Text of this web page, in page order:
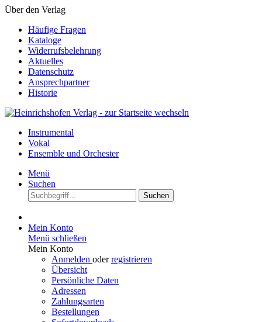
Über den Verlag
Häufige Fragen
Kataloge
Widerrufsbelehrung
Aktuelles
Datenschutz
Ansprechpartner
Historie
Instrumental
Vokal
Ensemble und Orchester
Menü
Suchen
Suchen
Mein Konto
Menü schließen
Mein Konto
Anmelden oderregistrieren
Übersicht
Persönliche Daten
Adressen
Zahlungsarten
Bestellungen